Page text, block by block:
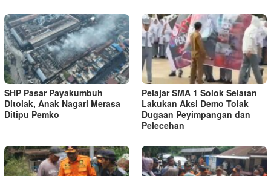
SHP Pasar Payakumbuh
Ditolak, Anak Nagari Merasa
Ditipu Pemko
Pelajar SMA 1 Solok Selatan
Lakukan Aksi Demo Tolak
Dugaan Peyimpangan dan
Pelecehan